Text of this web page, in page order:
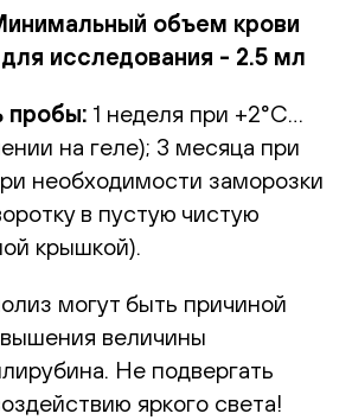
объем крови
исследования - 2.5 мл
пробы: 1 неделя при +2°С…
на геле); 3 месяца при
необходимости заморозки
в пустую чистую
крышкой).
могут быть причиной
величины
Не подвергать
яркого света!